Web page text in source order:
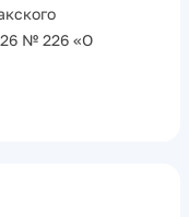
№ 226 «О